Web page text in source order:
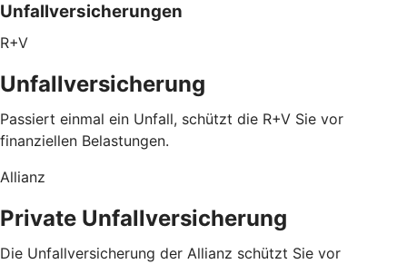
Unfallversicherungen
R+V
Unfallversicherung
Passiert einmal ein Unfall, schützt die R+V Sie vor
finanziellen Belastungen.
Allianz
Private Unfallversicherung
Die Unfallversicherung der Allianz schützt Sie vor